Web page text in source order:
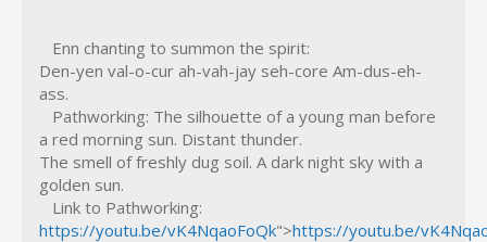
Enn chanting to summon the spirit:
Den-yen val-o-cur ah-vah-jay seh-core Am-dus-eh-
ass.
Pathworking: The silhouette of a young man before
a red morning sun. Distant thunder.
The smell of freshly dug soil. A dark night sky with a
golden sun.
Link to Pathworking:
https://youtu.be/vK4NqaoFoQk">https://youtu.be/